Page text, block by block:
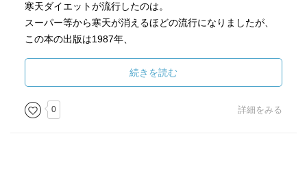
寒天ダイエットが流行したのは。
スーパー等から寒天が消えるほどの流行になりましたが、
この本の出版は1987年、
昔から定番中の定番だったのかもしれません。
今回一番印象的だったのは、
シーラカンスの味に関してのお話。
生きた化石と呼ばれるシーラカンスを焼いたり蒸した
続きを読む
0 詳細をみる